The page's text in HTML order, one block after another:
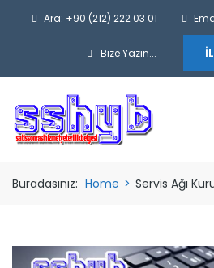
Ara: +90 (212) 222 03 01
Bize Yazın...
Buradasınız: Home > Servis Ağı